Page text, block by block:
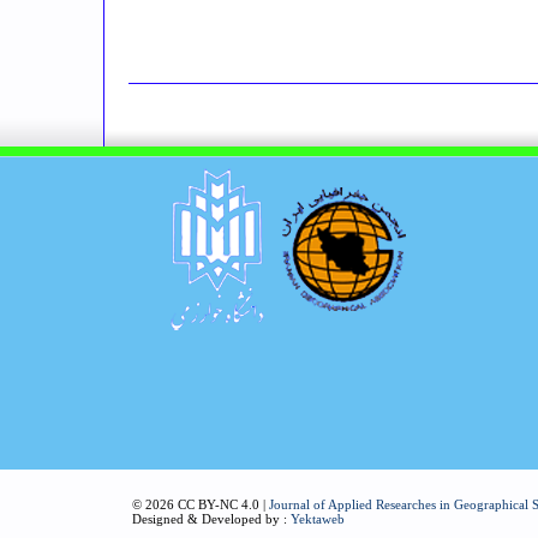
© 2026 CC BY-NC 4.0 | Journal of Applied Researches in Geographical
Designed & Developed by : Yektaweb